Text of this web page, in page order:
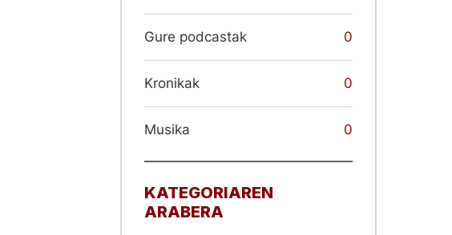
Gure podcastak 0
Kronikak 0
Musika 0
KATEGORIAREN
ARABERA